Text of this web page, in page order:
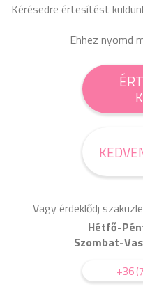
Kérésedre értesítést
Ehhez nyomd
Vagy érdeklődj
Hétfő-
Szombat-
+36